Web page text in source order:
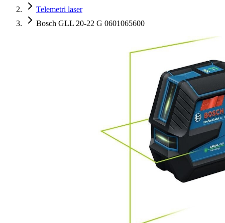
Telemetri laser
Bosch GLL 20-22 G 0601065600